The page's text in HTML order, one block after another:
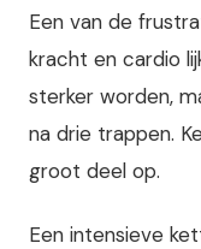
Een van de
kracht en cardio
sterker worden,
na drie trappen.
groot deel op.
Een intensieve